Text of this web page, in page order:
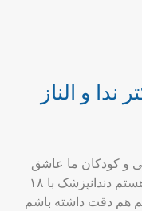
و الناز
و کودکان ما عاشق
کارمان هستیم: من دکتر ندا مکانیک هستم دندانپزشک با ۱۸
هم دقت داشته باشم